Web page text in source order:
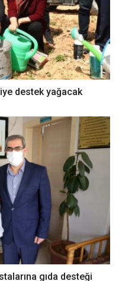
destek yağacak
gıda desteği